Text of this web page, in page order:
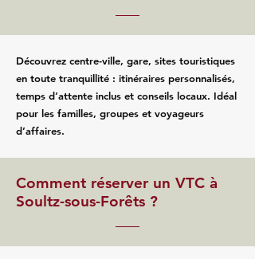
Découvrez centre-ville, gare, sites touristiques
en toute tranquillité : itinéraires personnalisés,
temps d’attente inclus et conseils locaux. Idéal
pour les familles, groupes et voyageurs
d’affaires.
Comment réserver un VTC à
Soultz-sous-Forêts ?